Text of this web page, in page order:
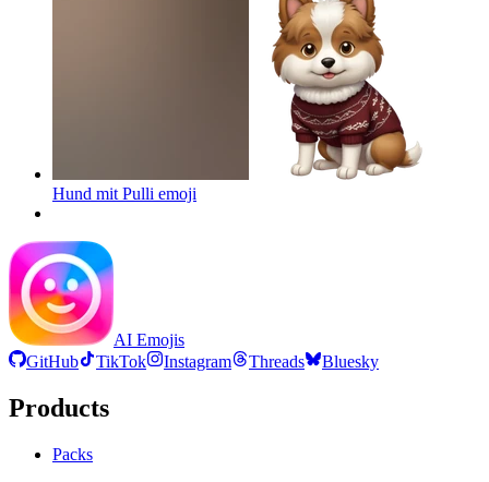
Hund mit Pulli emoji
AI Emojis
GitHub
TikTok Instagram Threads Bluesky
Products
Packs